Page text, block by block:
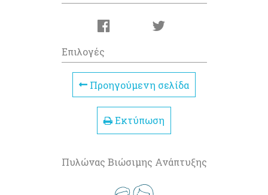
Επιλογές
Προηγούμενη σελίδα
Εκτύπωση
Πυλώνας Βιώσιμης Ανάπτυξης